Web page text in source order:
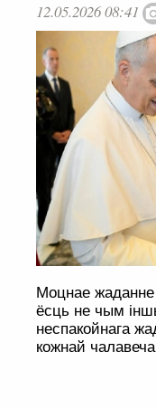
12.05.2026 08:41
Моцнае
ёсць не чым
неспакойнага
кожнай